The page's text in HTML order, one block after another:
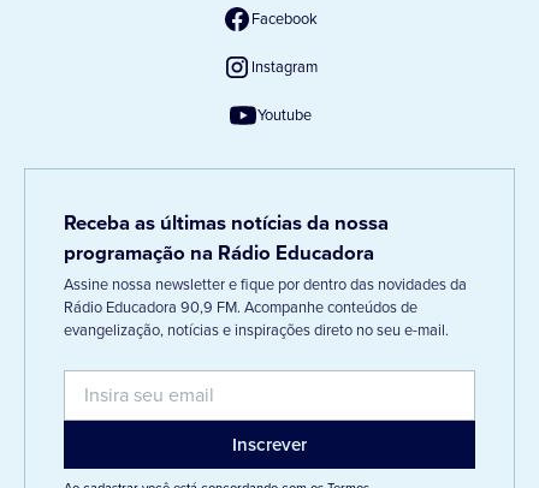
Facebook
Instagram
Youtube
Receba as últimas notícias da nossa
programação na Rádio Educadora
Assine nossa newsletter e fique por dentro das novidades da
Rádio Educadora 90,9 FM. Acompanhe conteúdos de
evangelização, notícias e inspirações direto no seu e-mail.